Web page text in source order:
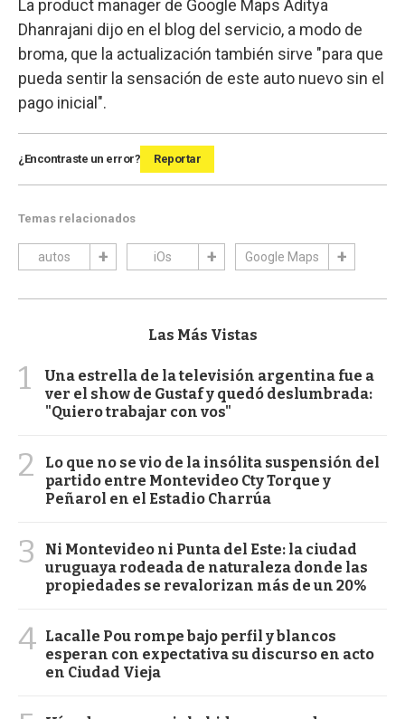
La product manager de Google Maps Aditya
Dhanrajani dijo en el blog del servicio, a modo de
broma, que la actualización también sirve "para que
pueda sentir la sensación de este auto nuevo sin el
pago inicial".
¿Encontraste un error? Reportar
Temas relacionados
autos iOs Google Maps
Las Más Vistas
1
Una estrella de la televisión argentina fue a
ver el show de Gustaf y quedó deslumbrada:
"Quiero trabajar con vos"
2
Lo que no se vio de la insólita suspensión del
partido entre Montevideo Cty Torque y
Peñarol en el Estadio Charrúa
3
Ni Montevideo ni Punta del Este: la ciudad
uruguaya rodeada de naturaleza donde las
propiedades se revalorizan más de un 20%
4 Lacalle Pou rompe bajo perfil y blancos
esperan con expectativa su discurso en acto
en Ciudad Vieja